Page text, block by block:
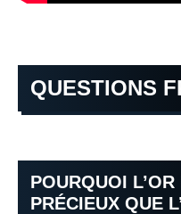
QUESTIONS
POURQUOI
PRÉCIEUX QUE